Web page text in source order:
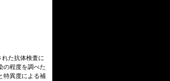
た抗体検査に
の程度を調べた
特異度による補